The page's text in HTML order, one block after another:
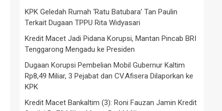
KPK Geledah Rumah ‘Ratu Batubara’ Tan Paulin
Terkait Dugaan TPPU Rita Widyasari
Kredit Macet Jadi Pidana Korupsi, Mantan Pincab BRI
Tenggarong Mengadu ke Presiden
Dugaan Korupsi Pembelian Mobil Gubernur Kaltim
Rp8,49 Miliar, 3 Pejabat dan CV.Afisera Dilaporkan ke
KPK
Kredit Macet Bankaltim (3): Roni Fauzan Jamin Kredit